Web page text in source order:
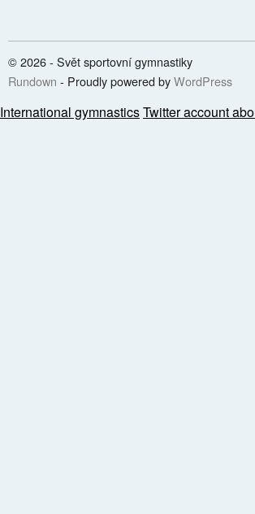
© 2026 - Svět sportovní gymnastiky
Rundown - Proudly powered byWordPress
International gymnasticsTwitter account